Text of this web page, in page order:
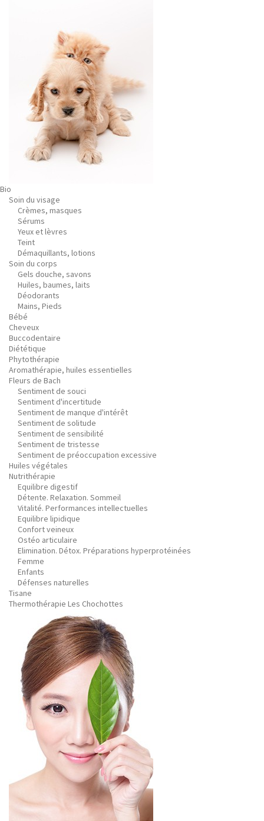
Bio
Soin du visage
Crèmes, masques
Sérums
Yeux et lèvres
Teint
Démaquillants, lotions
Soin du corps
Gels douche, savons
Huiles, baumes, laits
Déodorants
Mains, Pieds
Bébé
Cheveux
Buccodentaire
Diététique
Phytothérapie
Aromathérapie, huiles essentielles
Fleurs de Bach
Sentiment de souci
Sentiment d'incertitude
Sentiment de manque d'intérêt
Sentiment de solitude
Sentiment de sensibilité
Sentiment de tristesse
Sentiment de préoccupation excessive
Huiles végétales
Nutrithérapie
Equilibre digestif
Détente. Relaxation. Sommeil
Vitalité. Performances intellectuelles
Equilibre lipidique
Confort veineux
Ostéo articulaire
Elimination. Détox. Préparations hyperprotéinées
Femme
Enfants
Défenses naturelles
Tisane
Thermothérapie Les Chochottes